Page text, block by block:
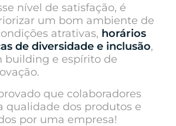
nível de satisfação, é
um bom ambiente de
atrativas, horários
de diversidade e inclusão,
building e espírito de
que colaboradores
qualidade dos produtos e
por uma empresa!